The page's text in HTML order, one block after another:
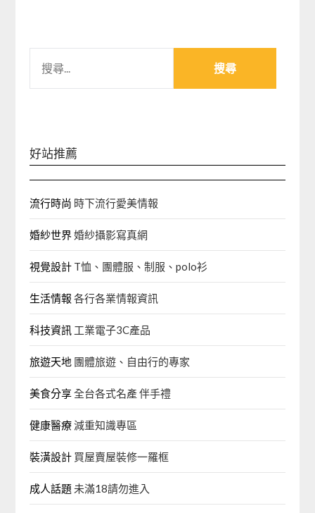
關
好站推薦
流行時尚 時下流行愛美情報
婚紗世界婚紗攝影寫真網
視覺設計 T恤、團體服、制服、polo衫
生活情報 各行各業情報資訊
科技資訊 工業電子3C產品
旅遊天地 團體旅遊、自由行的專家‎
美食分享全台各式名產 伴手禮
健康醫療減重知識專區
裝潢設計 買屋賣屋裝修一羅框
成人話題 未滿18請勿進入